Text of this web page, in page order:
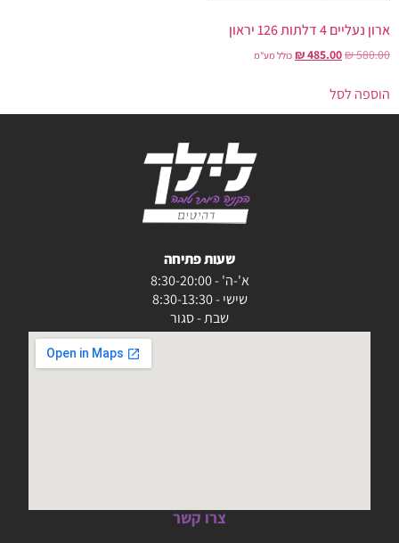
ארון נעליים 4 דלתות 126 יראון
₪580.00
₪485.00 כולל מע"מ
הוספה לסל
שעות פתיחה
א'-ה' - 8:30-20:00
שישי - 8:30-13:30
שבת - סגור
צרו קשר